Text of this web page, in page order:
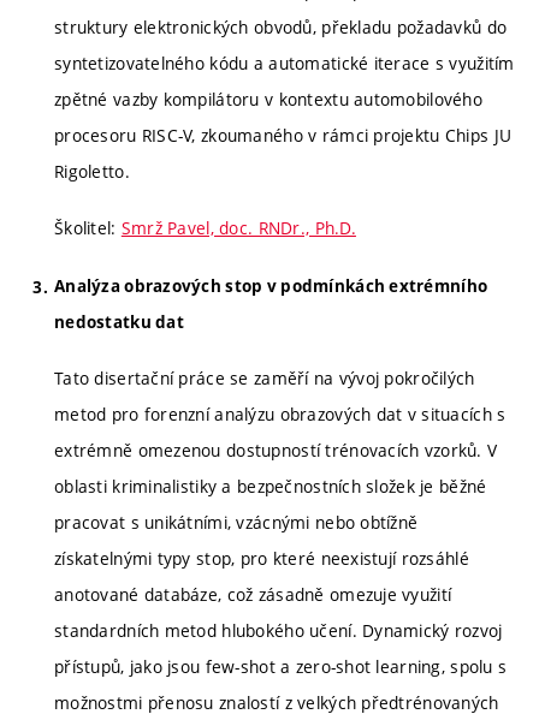
struktury elektronických obvodů, překladu požadavků do
syntetizovatelného kódu a automatické iterace s využitím
zpětné vazby kompilátoru v kontextu automobilového
procesoru RISC-V, zkoumaného v rámci projektu Chips JU
Rigoletto.
Školitel: Smrž Pavel, doc. RNDr., Ph.D.
Analýza obrazových stop v podmínkách extrémního
nedostatku dat
Tato disertační práce se zaměří na vývoj pokročilých
metod pro forenzní analýzu obrazových dat v situacích s
extrémně omezenou dostupností trénovacích vzorků. V
oblasti kriminalistiky a bezpečnostních složek je běžné
pracovat s unikátními, vzácnými nebo obtížně
získatelnými typy stop, pro které neexistují rozsáhlé
anotované databáze, což zásadně omezuje využití
standardních metod hlubokého učení. Dynamický rozvoj
přístupů, jako jsou few-shot a zero-shot learning, spolu s
možnostmi přenosu znalostí z velkých předtrénovaných